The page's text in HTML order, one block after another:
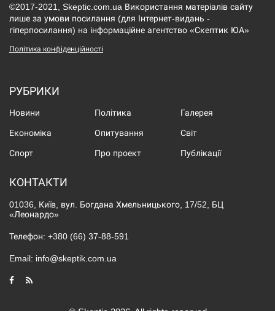
©2017-2021, Skeptic.com.ua Використання матеріалів сайту
лише за умови посилання (для Інтернет-видань -
гіперпосилання) на інформаційне агентство «Скептик ЮА»
Політика конфіденційності
РУБРИКИ
Новини Політика Галерея
Економіка Опитування Світ
Спорт Про проект Публікації
КОНТАКТИ
01036, Київ, вул. Богдана Хмельницького, 17/52, БЦ
«Леонардо»
Телефон: +380 (66) 37-88-591
Email: info@skeptik.com.ua